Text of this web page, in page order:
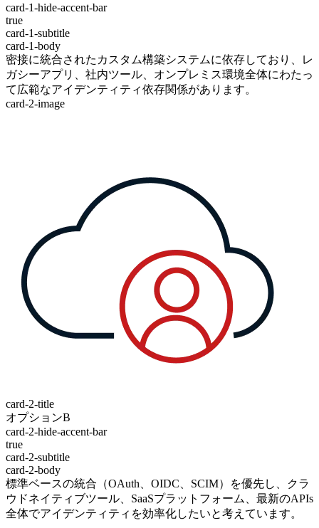
card-1-hide-accent-bar
true
card-1-subtitle
card-1-body
密接に統合されたカスタム構築システムに依存しており、レ
ガシーアプリ、社内ツール、オンプレミス環境全体にわたっ
て広範なアイデンティティ依存関係があります。
card-2-image
card-2-title
オプションB
card-2-hide-accent-bar
true
card-2-subtitle
card-2-body
標準ベースの統合（OAuth、OIDC、SCIM）を優先し、クラ
ウドネイティブツール、SaaSプラットフォーム、最新のAPIs
全体でアイデンティティを効率化したいと考えています。